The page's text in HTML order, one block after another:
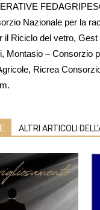
Nazionale per la
il Riciclo del vetro,
Montasio – Consorzio
Ricrea
ALTRI ARTICOLI